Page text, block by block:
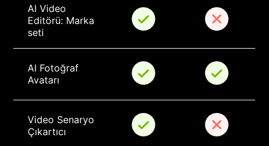
AI Video
Editörü: Marka
seti
AI Fotoğraf
Avatarı
Video Senaryo
Çıkartıcı